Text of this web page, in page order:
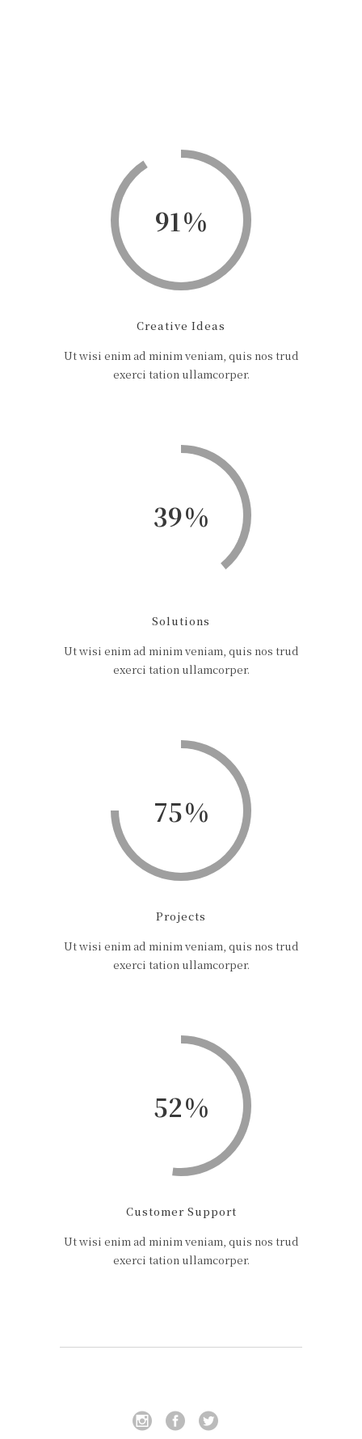
91
Creative Ideas
Ut wisi enim ad minim veniam, quis nos trud
exerci tation ullamcorper.
39
Solutions
Ut wisi enim ad minim veniam, quis nos trud
exerci tation ullamcorper.
75
Projects
Ut wisi enim ad minim veniam, quis nos trud
exerci tation ullamcorper.
52
Customer Support
Ut wisi enim ad minim veniam, quis nos trud
exerci tation ullamcorper.